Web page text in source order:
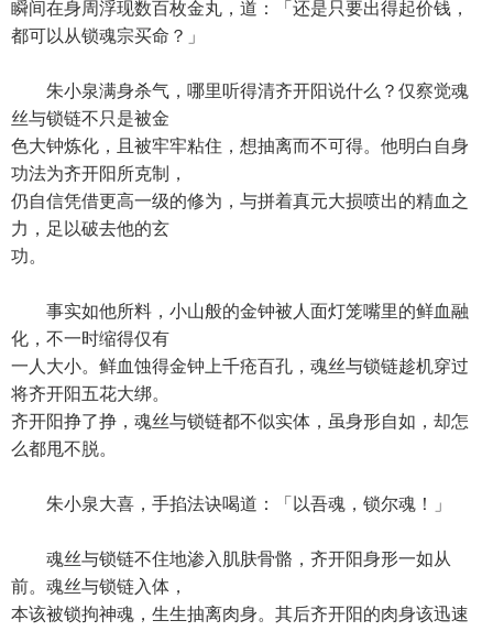
瞬间在身周浮现数百枚金丸，道：「还是只要出得起价钱，
都可以从锁魂宗买命？」
朱小泉满身杀气，哪里听得清齐开阳说什么？仅察觉魂
丝与锁链不只是被金
色大钟炼化，且被牢牢粘住，想抽离而不可得。他明白自身
功法为齐开阳所克制，
仍自信凭借更高一级的修为，与拼着真元大损喷出的精血之
力，足以破去他的玄
功。
事实如他所料，小山般的金钟被人面灯笼嘴里的鲜血融
化，不一时缩得仅有
一人大小。鲜血蚀得金钟上千疮百孔，魂丝与锁链趁机穿过
将齐开阳五花大绑。
齐开阳挣了挣，魂丝与锁链都不似实体，虽身形自如，却怎
么都甩不脱。
朱小泉大喜，手掐法诀喝道：「以吾魂，锁尔魂！」
魂丝与锁链不住地渗入肌肤骨骼，齐开阳身形一如从
前。魂丝与锁链入体，
本该被锁拘神魂，生生抽离肉身。其后齐开阳的肉身该迅速